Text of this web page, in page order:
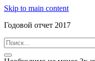
Skip to main content
Годовой отчет 2017